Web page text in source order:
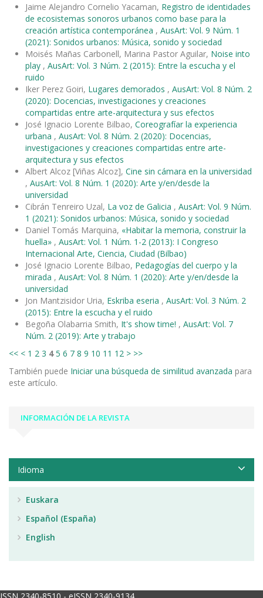
Jaime Alejandro Cornelio Yacaman, Registro de identidades
de ecosistemas sonoros urbanos como base para la
creación artística contemporánea , AusArt: Vol. 9 Núm. 1
(2021): Sonidos urbanos: Música, sonido y sociedad
Moisés Mañas Carbonell, Marina Pastor Aguilar, Noise into
play , AusArt: Vol. 3 Núm. 2 (2015): Entre la escucha y el
ruido
Iker Perez Goiri, Lugares demorados , AusArt: Vol. 8 Núm. 2
(2020): Docencias, investigaciones y creaciones
compartidas entre arte-arquitectura y sus efectos
José Ignacio Lorente Bilbao, Coreografíar la experiencia
urbana , AusArt: Vol. 8 Núm. 2 (2020): Docencias,
investigaciones y creaciones compartidas entre arte-
arquitectura y sus efectos
Albert Alcoz [Viñas Alcoz], Cine sin cámara en la universidad
, AusArt: Vol. 8 Núm. 1 (2020): Arte y/en/desde la
universidad
Cibrán Tenreiro Uzal, La voz de Galicia , AusArt: Vol. 9 Núm.
1 (2021): Sonidos urbanos: Música, sonido y sociedad
Daniel Tomás Marquina, «Habitar la memoria, construir la
huella» , AusArt: Vol. 1 Núm. 1-2 (2013): I Congreso
Internacional Arte, Ciencia, Ciudad (Bilbao)
José Ignacio Lorente Bilbao, Pedagogías del cuerpo y la
mirada , AusArt: Vol. 8 Núm. 1 (2020): Arte y/en/desde la
universidad
Jon Mantzisidor Uria, Eskriba eseria , AusArt: Vol. 3 Núm. 2
(2015): Entre la escucha y el ruido
Begoña Olabarria Smith, It's show time! , AusArt: Vol. 7
Núm. 2 (2019): Arte y trabajo
<< < 1 2 3 4 5 6 7 8 9 10 11 12 > >>
También puede Iniciar una búsqueda de similitud avanzada para
este artículo.
INFORMACIÓN DE LA REVISTA
Idioma
Euskara
Español (España)
English